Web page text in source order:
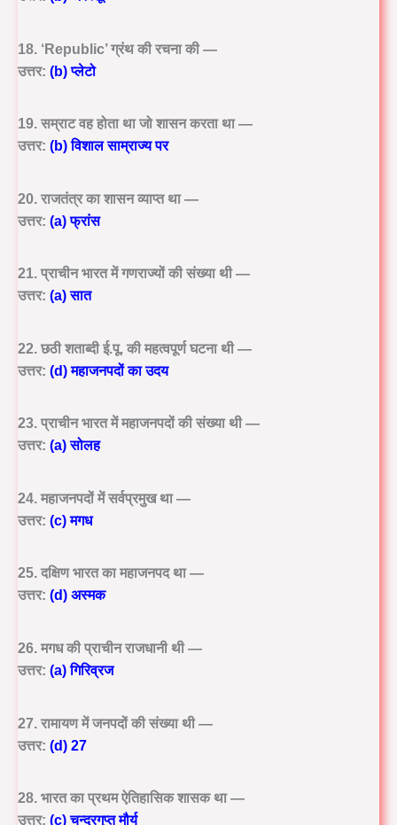
18. ‘Republic’ ग्रंथ की रचना की —
उत्तर: (b) प्लेटो
19. सम्राट वह होता था जो शासन करता था —
उत्तर: (b) विशाल साम्राज्य पर
20. राजतंत्र का शासन व्याप्त था —
उत्तर: (a) फ्रांस
21. प्राचीन भारत में गणराज्यों की संख्या थी —
उत्तर: (a) सात
22. छठी शताब्दी ई.पू. की महत्वपूर्ण घटना थी —
उत्तर: (d) महाजनपदों का उदय
23. प्राचीन भारत में महाजनपदों की संख्या थी —
उत्तर: (a) सोलह
24. महाजनपदों में सर्वप्रमुख था —
उत्तर: (c) मगध
25. दक्षिण भारत का महाजनपद था —
उत्तर: (d) अस्मक
26. मगध की प्राचीन राजधानी थी —
उत्तर: (a) गिरिव्रज
27. रामायण में जनपदों की संख्या थी —
उत्तर: (d) 27
28. भारत का प्रथम ऐतिहासिक शासक था —
उत्तर: (c) चन्द्रगुप्त मौर्य